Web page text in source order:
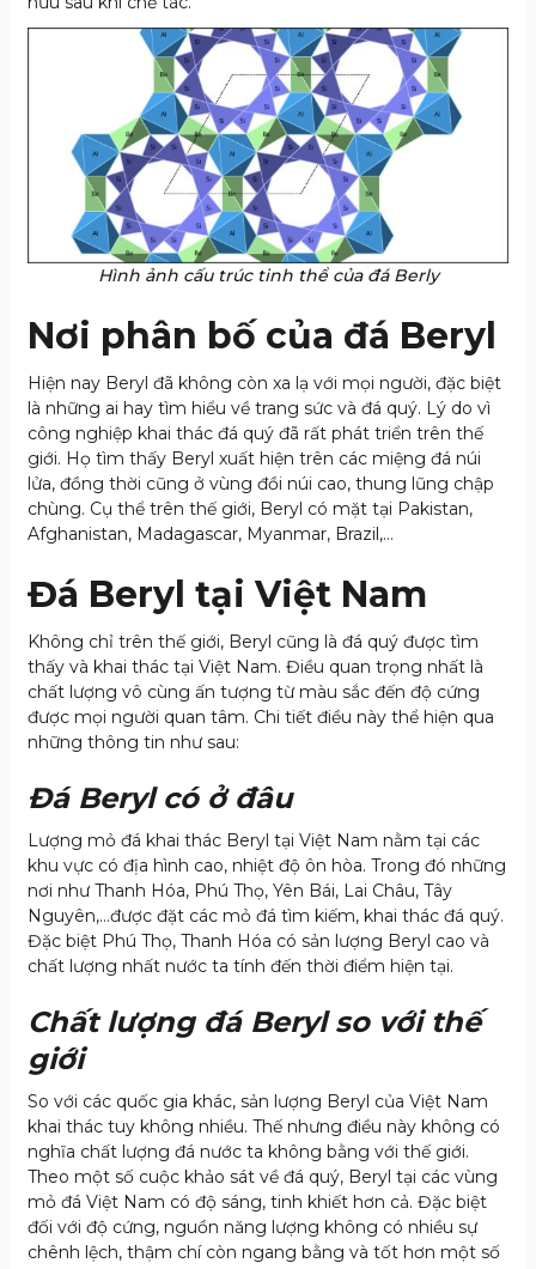
Hình ảnh cấu trúc tinh thể của đá Berly
Nơi phân bố của đá Beryl
Hiện nay Beryl đã không còn xa lạ với mọi người, đặc biệt
là những ai hay tìm hiểu về trang sức và đá quý. Lý do vì
công nghiệp khai thác đá quý đã rất phát triển trên thế
giới. Họ tìm thấy Beryl xuất hiện trên các miệng đá núi
lửa, đồng thời cũng ở vùng đồi núi cao, thung lũng chập
chùng. Cụ thể trên thế giới, Beryl có mặt tại Pakistan,
Afghanistan, Madagascar, Myanmar, Brazil,…
Đá Beryl tại Việt Nam
Không chỉ trên thế giới, Beryl cũng là đá quý được tìm
thấy và khai thác tại Việt Nam. Điều quan trọng nhất là
chất lượng vô cùng ấn tượng từ màu sắc đến độ cứng
được mọi người quan tâm. Chi tiết điều này thể hiện qua
những thông tin như sau:
Đá Beryl có ở đâu
Lượng mỏ đá khai thác Beryl tại Việt Nam nằm tại các
khu vực có địa hình cao, nhiệt độ ôn hòa. Trong đó những
nơi như Thanh Hóa, Phú Thọ, Yên Bái, Lai Châu, Tây
Nguyên,…được đặt các mỏ đá tìm kiếm, khai thác đá quý.
Đặc biệt Phú Thọ, Thanh Hóa có sản lượng Beryl cao và
chất lượng nhất nước ta tính đến thời điểm hiện tại.
Chất lượng đá Beryl so với thế
giới
So với các quốc gia khác, sản lượng Beryl của Việt Nam
khai thác tuy không nhiều. Thế nhưng điều này không có
nghĩa chất lượng đá nước ta không bằng với thế giới.
Theo một số cuộc khảo sát về đá quý, Beryl tại các vùng
mỏ đá Việt Nam có độ sáng, tinh khiết hơn cả. Đặc biệt
đối với độ cứng, nguồn năng lượng không có nhiều sự
chênh lệch, thậm chí còn ngang bằng và tốt hơn một số